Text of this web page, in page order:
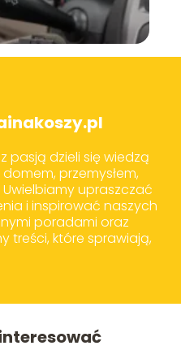
pasją dzieli się wiedzą
przemysłem,
upraszczać
i inspirować naszych
poradami oraz
treści, które sprawiają,